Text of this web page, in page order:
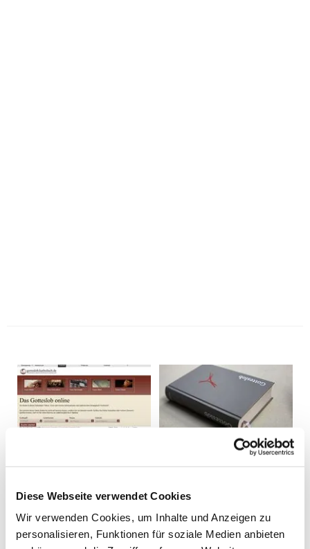
Diese Webseite verwendet Cookies
Wir verwenden Cookies, um Inhalte und Anzeigen zu
personalisieren, Funktionen für soziale Medien anbieten